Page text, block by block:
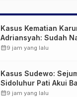
Kasus Kematian
Adriansyah: Sudah
Penyidikan dan
calendar_month9 jam yang lalu
Kasus Sudewo:
Sidoluhur Pati Akui
Juta untuk Daftar
calendar_month9 jam yang lalu